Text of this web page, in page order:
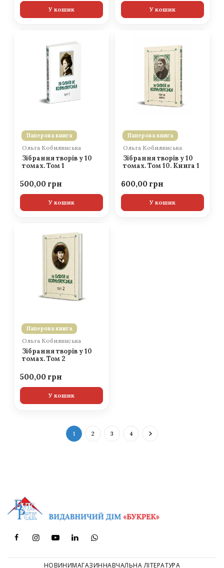
У кошик У кошик
Паперова книга
Ольга Кобилянська
Зібрання творів у 10
томах. Том 1
500,00
У кошик
Паперова книга
Ольга Кобилянська
Зібрання творів у 10
томах. Том 10. Книга 1
600,00
У кошик
Паперова книга
Ольга Кобилянська
Зібрання творів у 10
томах. Том 2
500,00
У кошик
1 2 3 4
НОВИНИМАГАЗИННАВЧАЛЬНА ЛІТЕРАТУРА